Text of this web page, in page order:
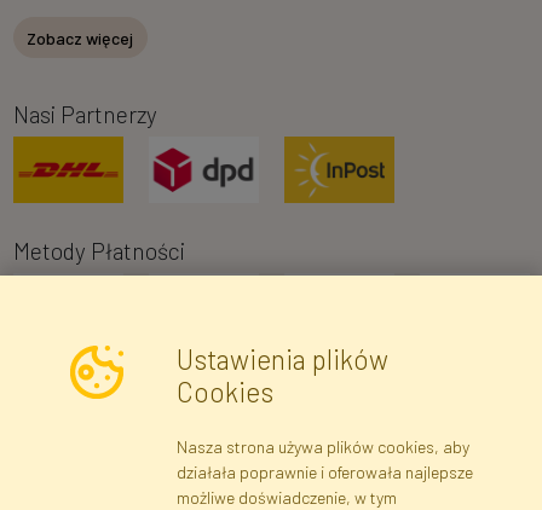
Zobacz więcej
Nasi Partnerzy
Metody Płatności
Zapisz się
Ustawienia plików
Cookies
Nasza strona używa plików cookies, aby
działała poprawnie i oferowała najlepsze
możliwe doświadczenie, w tym